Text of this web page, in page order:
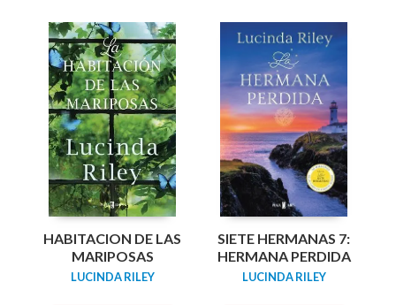
HABITACION DE LAS
MARIPOSAS
LUCINDA RILEY
SIETE HERMANAS 7:
HERMANA PERDIDA
LUCINDA RILEY